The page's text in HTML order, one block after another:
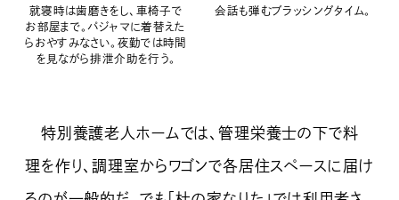
就寝時は歯磨きをし、車椅子で
お部屋まで。パジャマに着替えた
らおやすみなさい。夜勤では時間
を見ながら排泄介助を行う。
会話も弾むブラッシングタイム。
特別養護老人ホームでは、管理栄養士の下で料
理を作り、調理室からワゴンで各居住スペースに届け